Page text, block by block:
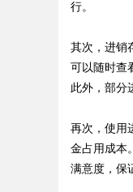
行。
其次，进销
可以随时查
此外，部分
再次，使用
金占用成本
满意度，保